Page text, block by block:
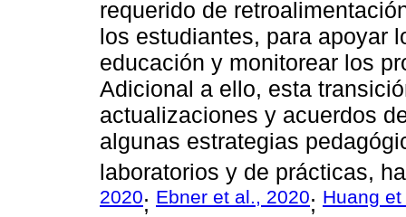
requerido de
los estudiantes, para apoyar
educación y monitorear los
Adicional a ello, esta
actualizaciones y acuerdos
algunas estrategias
laboratorios y de prácticas,
2020; Ebner et al., 2020; Huang